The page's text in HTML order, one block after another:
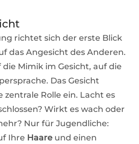
richtet sich der erste Blick
das Angesicht des Anderen.
Mimik im Gesicht, auf die
Das Gesicht
Rolle ein. Lacht es
Wirkt es wach oder
Nur für Jugendliche:
Ihre Haare und einen